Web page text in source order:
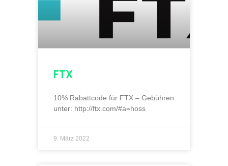
FTX
10% Rabattcode für FTX – Gebühren
unter: http://ftx.com/#a=hoss
9. März 2022